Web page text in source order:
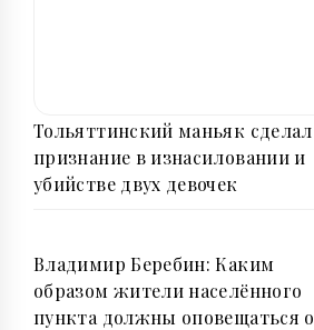
Тольяттинский маньяк сделал
признание в изнасиловании и
убийстве двух девочек
Владимир Беребин: Каким
образом жители населённого
пункта должны оповещаться о